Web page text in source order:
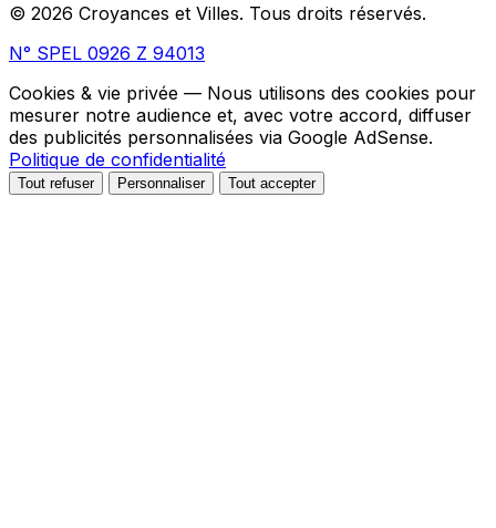
© 2026 Croyances et Villes. Tous droits réservés.
N° SPEL 0926 Z 94013
Cookies & vie privée — Nous utilisons des cookies pour
mesurer notre audience et, avec votre accord, diffuser
des publicités personnalisées via Google AdSense.
Politique de confidentialité
Tout refuser Personnaliser Tout accepter